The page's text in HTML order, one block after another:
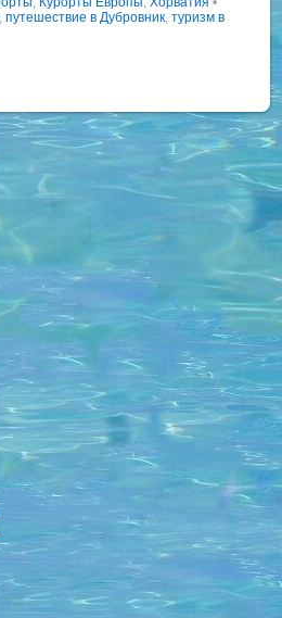
,путешествие в Дубровник ,туризм в